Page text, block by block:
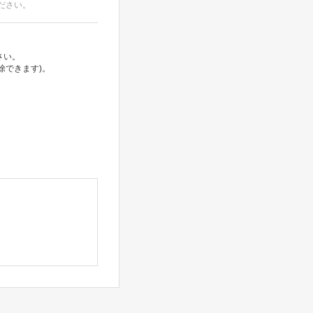
い。
。
きます)。